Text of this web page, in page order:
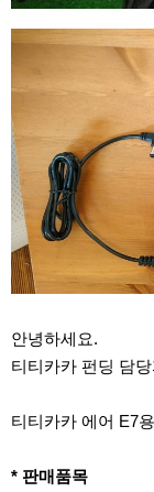
안녕하세요.
티티카카 펀딩 담
티티카카 에어 E7
* 판매품목